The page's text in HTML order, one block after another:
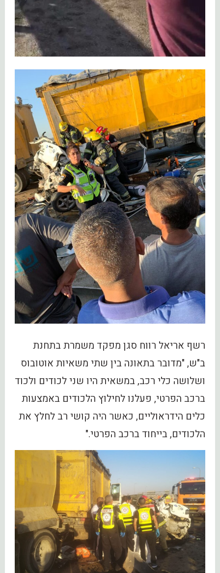
רשף אריאל רווח סגן מפקד משמרת בתחנת
ב"ש, "מדובר בתאונה בין שתי משאיות אוטובוס
ושלושה כלי רכב, במשאית היו שני לכודים ולכוד
ברכב הפרטי, פעלנו לחילוץ הלכודים באמצעות
כלים הידראוליים, כאשר היה קושי רב לחלץ את
הלכודים, בייחוד ברכב הפרטי."